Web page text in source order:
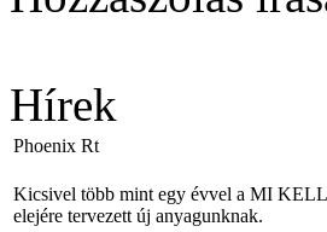
Hírek
Phoenix Rt
Kicsivel több mint egy évvel a MI KELL
elejére tervezett új anyagunknak.